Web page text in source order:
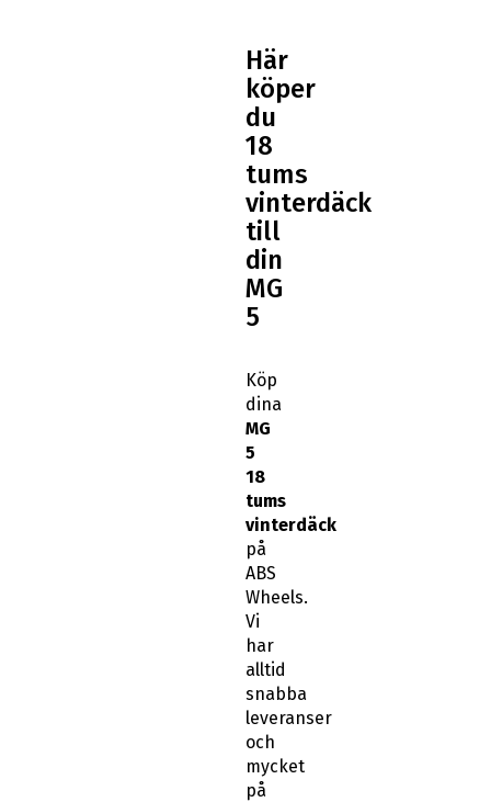
Här
köper
du
18
tums
vinterdäck
till
din
MG
5
Köp
dina
MG
5
18
tums
vinterdäck
på
ABS
Wheels.
Vi
har
alltid
snabba
leveranser
och
mycket
på